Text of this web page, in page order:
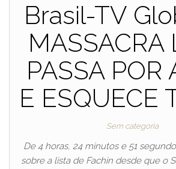
Brasil-TV
MASSACRA
PASSA POR
E ESQUECE
Sem categoria
De 4 horas, 24 minutos e 51
sobre a lista de Fachin desde que o